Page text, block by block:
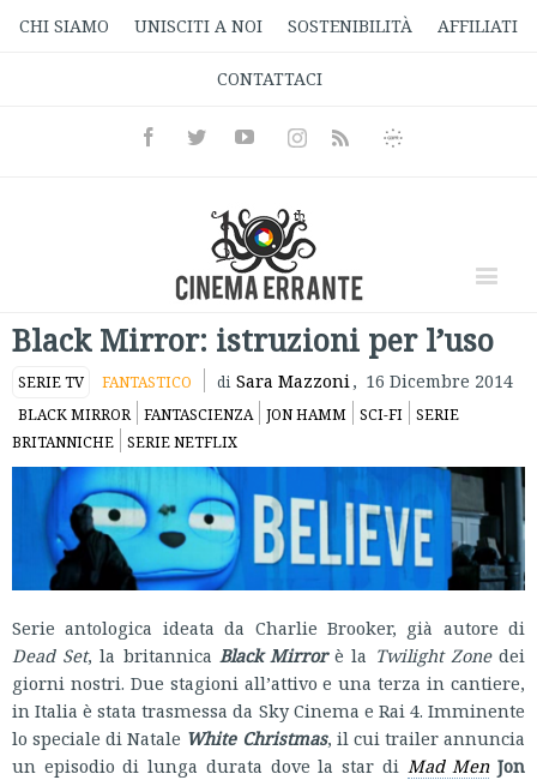
CHI SIAMO UNISCITI A NOI SOSTENIBILITÀ AFFILIATI
CONTATTACI
FacebookTwitterYoutubeInstagramRss
Informativa
Black Mirror: istruzioni per l’uso
SERIE TV FANTASTICO di Sara Mazzoni, 16 Dicembre 2014
BLACK MIRROR FANTASCIENZA JON HAMM SCI-FI
SERIE
BRITANNICHE
SERIE NETFLIX
Serie antologica ideata da Charlie Brooker, già autore di
Dead Set, la britannica Black Mirrorè la Twilight Zonedei
giorni nostri. Due stagioni all’attivo e una terza in cantiere,
in Italia è stata trasmessa da Sky Cinema e Rai 4. Imminente
lo speciale di Natale White Christmas, il cui trailer annuncia
un episodio di lunga durata dove la star di Mad Men Jon